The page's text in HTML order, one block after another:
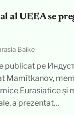
al UEEA se
Baike
publicat pe
Mamîtkanov,
Eurasiatice și
a prezentat…